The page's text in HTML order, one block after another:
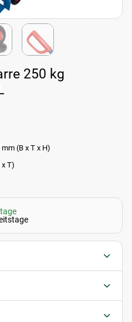
250 kg
(B x T x H)
x T)